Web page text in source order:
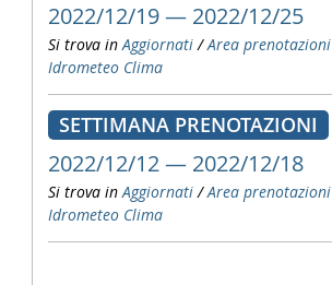
2022/12/19 — 2022/12/25
Si trova in Aggiornati /Area prenotazioni
Idrometeo Clima
SETTIMANA PRENOTAZIONI
2022/12/12 — 2022/12/18
Si trova in Aggiornati /Area prenotazioni
Idrometeo Clima